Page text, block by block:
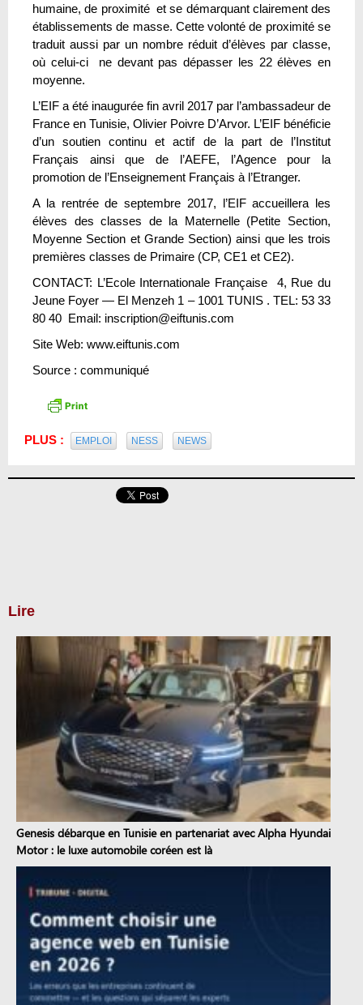
humaine, de proximité et se démarquant clairement des
établissements de masse. Cette volonté de proximité se
traduit aussi par un nombre réduit d’élèves par classe,
où celui-ci ne devant pas dépasser les 22 élèves en
moyenne.
L’EIF a été inaugurée fin avril 2017 par l’ambassadeur de
France en Tunisie, Olivier Poivre D’Arvor. L’EIF bénéficie
d’un soutien continu et actif de la part de l’Institut
Français ainsi que de l’AEFE, l’Agence pour la
promotion de l’Enseignement Français à l’Etranger.
A la rentrée de septembre 2017, l’EIF accueillera les
élèves des classes de la Maternelle (Petite Section,
Moyenne Section et Grande Section) ainsi que les trois
premières classes de Primaire (CP, CE1 et CE2).
CONTACT: L’Ecole Internationale Française 4, Rue du
Jeune Foyer — El Menzeh 1 – 1001 TUNIS . TEL: 53 33
80 40 Email: inscription@eiftunis.com
Site Web: www.eiftunis.com
Source : communiqué
PLUS : EMPLOI NESS NEWS
Lire
Genesis débarque en Tunisie en partenariat avec Alpha Hyundai
Motor : le luxe automobile coréen est là